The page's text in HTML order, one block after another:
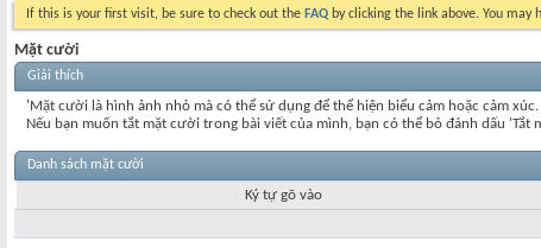
If this is your first visit, be sure to check out the FAQ by clicking the link above. You may
Mặt cười
Giải thích
'Mặt cười là hình ảnh nhỏ mà có thể sử dụng để thể hiện biểu cảm hoặc cảm
Nếu bạn muốn tắt mặt cười trong bài viết của mình, bạn có thể bỏ đánh dấu
Danh sách mặt cười
Ký tự gõ vào